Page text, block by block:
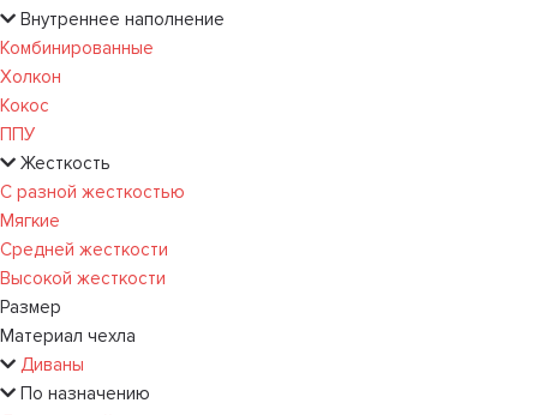
Внутреннее наполнение
Комбинированные
Холкон
Кокос
ППУ
Жесткость
С разной жесткостью
Мягкие
Средней жесткости
Высокой жесткости
Размер
Материал чехла
Диваны
По назначению